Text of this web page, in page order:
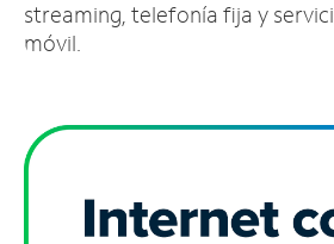
streaming, telefonía fija y
móvil.